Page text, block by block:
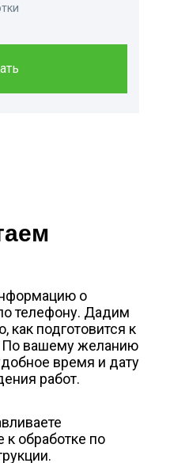
о
телефону. Дадим
как подготовится к
По вашему желанию
время и дату
работ.
обработке по